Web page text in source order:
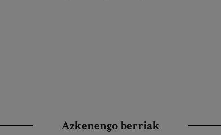
Azkenengo berriak